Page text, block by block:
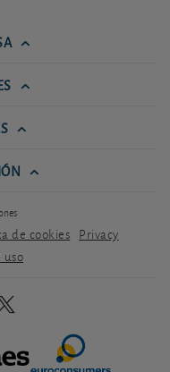
de cookies Privacy
uso